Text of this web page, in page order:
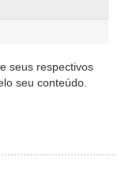
seus respectivos
seu conteúdo.